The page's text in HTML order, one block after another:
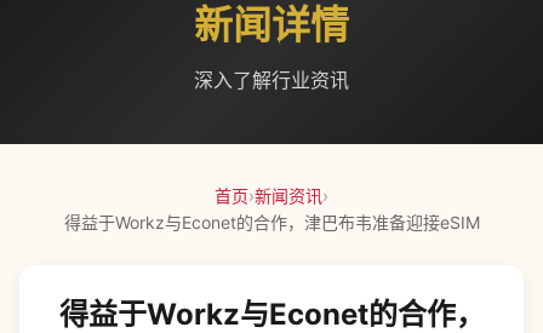
新闻详情
深入了解行业资讯
首页›新闻资讯›
得益于Workz与Econet的合作，津巴布韦准备迎接eSIM
得益于Workz与Econet的合作，